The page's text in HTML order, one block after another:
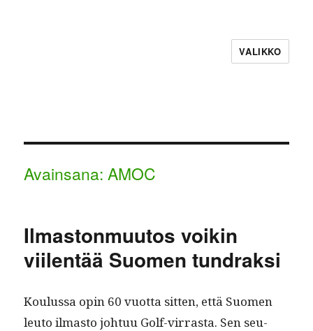
VALIKKO
Avainsana:AMOC
Ilmastonmuutos voikin
viilentää Suomen tundraksi
Koulus­sa opin 60 vuot­ta sit­ten, että Suomen
leu­to ilmas­to johtuu Golf-vir­ras­ta. Sen seu­